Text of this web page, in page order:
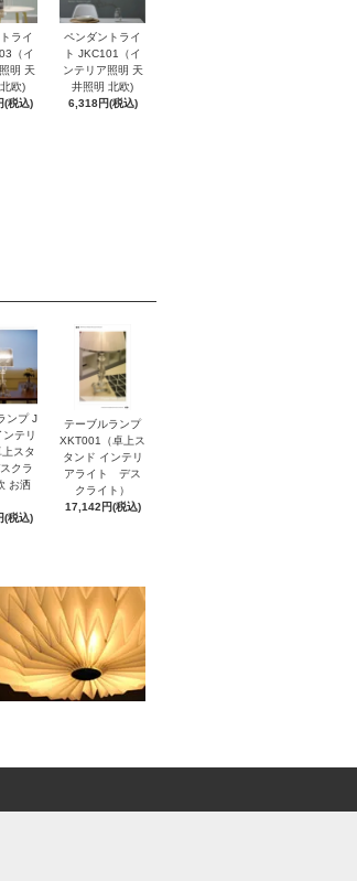
ライ
（イ
明 天
欧)
(税込)
ペンダントライ
ト JKC101（イ
ンテリア照明 天
井照明 北欧)
6,318円(税込)
ンプ J
テリ
スタ
クラ
お洒
(税込)
テーブルランプ
XKT001（卓上ス
タンド インテリ
アライト デス
クライト）
17,142円(税込)